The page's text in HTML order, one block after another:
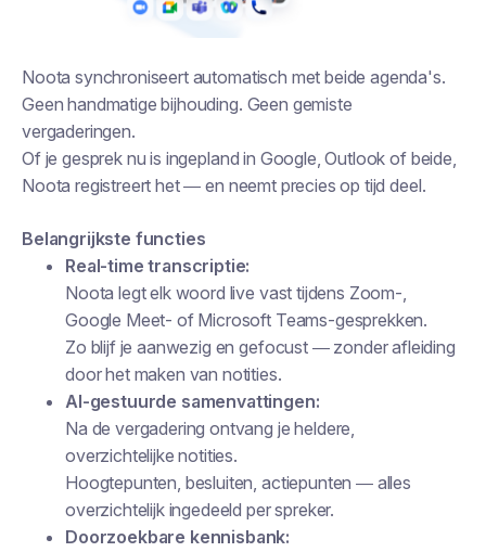
Noota synchroniseert automatisch met beide agenda's.
Geen handmatige bijhouding. Geen gemiste
vergaderingen.
Of je gesprek nu is ingepland in Google, Outlook of beide,
Noota registreert het — en neemt precies op tijd deel.
Belangrijkste functies
Real-time transcriptie:
Noota legt elk woord live vast tijdens Zoom-,
Google Meet- of Microsoft Teams-gesprekken.
Zo blijf je aanwezig en gefocust — zonder afleiding
door het maken van notities.
AI-gestuurde samenvattingen:
Na de vergadering ontvang je heldere,
overzichtelijke notities.
Hoogtepunten, besluiten, actiepunten — alles
overzichtelijk ingedeeld per spreker.
Doorzoekbare kennisbank: